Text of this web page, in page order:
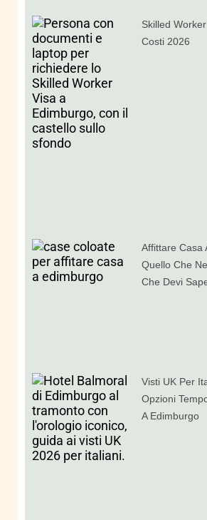
Skilled
Costi 2026
Affittare Casa
Quello Che
Che Devi
Visti UK Per
Opzioni
A Edimburgo